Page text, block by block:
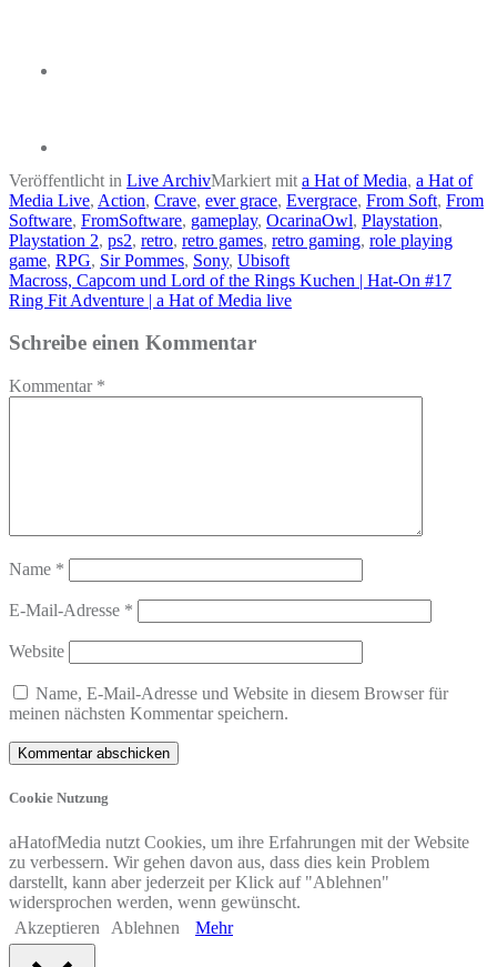
Veröffentlicht in Live ArchivMarkiert mit a Hat of Media, a Hat of
Media Live, Action, Crave, ever grace, Evergrace, From Soft, From
Software, FromSoftware, gameplay, OcarinaOwl, Playstation,
Playstation 2, ps2, retro, retro games, retro gaming, role playing
game, RPG, Sir Pommes, Sony, Ubisoft
Beitragsnavigation
Macross, Capcom und Lord of the Rings Kuchen | Hat-On #17
Ring Fit Adventure | a Hat of Media live
Schreibe einen Kommentar
Kommentar *
Name *
E-Mail-Adresse *
Website
Name, E-Mail-Adresse und Website in diesem Browser für
meinen nächsten Kommentar speichern.
Cookie Nutzung
aHatofMedia nutzt Cookies, um ihre Erfahrungen mit der Website
zu verbessern. Wir gehen davon aus, dass dies kein Problem
darstellt, kann aber jederzeit per Klick auf "Ablehnen"
widersprochen werden, wenn gewünscht.
Akzeptieren
Ablehnen Mehr